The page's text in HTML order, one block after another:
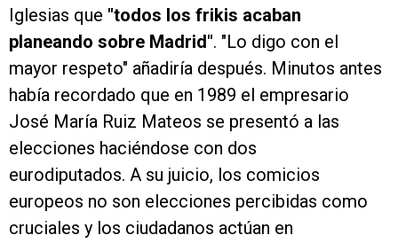
Iglesias que "todos los frikis acaban
planeando sobre Madrid". "Lo digo con el
mayor respeto" añadiría después. Minutos antes
había recordado que en 1989 el empresario
José María Ruiz Mateos se presentó a las
elecciones haciéndose con dos
eurodiputados. A su juicio, los comicios
europeos no son elecciones percibidas como
cruciales y los ciudadanos actúan en